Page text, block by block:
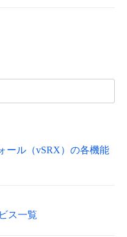
ール（vSRX）の各機能
ス一覧